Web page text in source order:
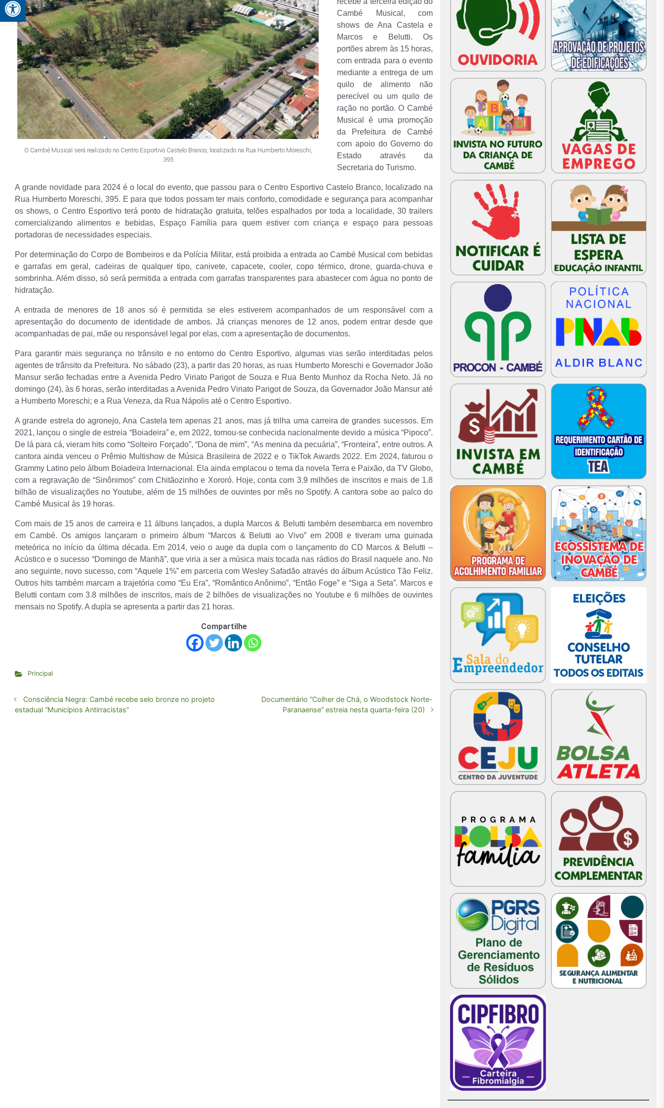
O Cambé Musical será realizado no Centro Esportivo Castelo Branco, localizado na Rua Humberto Moreschi,
395
Cambé Musical, com
shows de Ana Castela e
Marcos e Belutti. Os
portões abrem às 15 horas,
com entrada para o evento
mediante a entrega de um
quilo de alimento não
perecível ou um quilo de
ração no portão. O Cambé
Musical é uma promoção
da Prefeitura de Cambé
com apoio do Governo do
Estado através da
Secretaria do Turismo.
A grande novidade para 2024 é o local do evento, que passou para o Centro Esportivo Castelo Branco, localizado na
Rua Humberto Moreschi, 395. E para que todos possam ter mais conforto, comodidade e segurança para acompanhar
os shows, o Centro Esportivo terá ponto de hidratação gratuita, telões espalhados por toda a localidade, 30 trailers
comercializando alimentos e bebidas, Espaço Família para quem estiver com criança e espaço para pessoas
portadoras de necessidades especiais.
Por determinação do Corpo de Bombeiros e da Polícia Militar, está proibida a entrada ao Cambé Musical com bebidas
e garrafas em geral, cadeiras de qualquer tipo, canivete, capacete, cooler, copo térmico, drone, guarda-chuva e
sombrinha. Além disso, só será permitida a entrada com garrafas transparentes para abastecer com água no ponto de
hidratação.
A entrada de menores de 18 anos só é permitida se eles estiverem acompanhados de um responsável com a
apresentação do documento de identidade de ambos. Já crianças menores de 12 anos, podem entrar desde que
acompanhadas de pai, mãe ou responsável legal por elas, com a apresentação de documentos.
Para garantir mais segurança no trânsito e no entorno do Centro Esportivo, algumas vias serão interditadas pelos
agentes de trânsito da Prefeitura. No sábado (23), a partir das 20 horas, as ruas Humberto Moreschi e Governador João
Mansur serão fechadas entre a Avenida Pedro Viriato Parigot de Souza e Rua Bento Munhoz da Rocha Neto. Já no
domingo (24), às 6 horas, serão interditadas a Avenida Pedro Viriato Parigot de Souza, da Governador João Mansur até
a Humberto Moreschi; e a Rua Veneza, da Rua Nápolis até o Centro Esportivo.
A grande estrela do agronejo, Ana Castela tem apenas 21 anos, mas já trilha uma carreira de grandes sucessos. Em
2021, lançou o single de estreia “Boiadeira” e, em 2022, tornou-se conhecida nacionalmente devido a música “Pipoco”.
De lá para cá, vieram hits como “Solteiro Forçado”, “Dona de mim”, “As menina da pecuária”, “Fronteira”, entre outros. A
cantora ainda venceu o Prêmio Multishow de Música Brasileira de 2022 e o TikTok Awards 2022. Em 2024, faturou o
Grammy Latino pelo álbum Boiadeira Internacional. Ela ainda emplacou o tema da novela Terra e Paixão, da TV Globo,
com a regravação de “Sinônimos” com Chitãozinho e Xororó. Hoje, conta com 3.9 milhões de inscritos e mais de 1.8
bilhão de visualizações no Youtube, além de 15 milhões de ouvintes por mês no Spotify. A cantora sobe ao palco do
Cambé Musical às 19 horas.
Com mais de 15 anos de carreira e 11 álbuns lançados, a dupla Marcos & Belutti também desembarca em novembro
em Cambé. Os amigos lançaram o primeiro álbum “Marcos & Belutti ao Vivo” em 2008 e tiveram uma guinada
meteórica no início da última década. Em 2014, veio o auge da dupla com o lançamento do CD Marcos & Belutti –
Acústico e o sucesso “Domingo de Manhã”, que viria a ser a música mais tocada nas rádios do Brasil naquele ano. No
ano seguinte, novo sucesso, com “Aquele 1%” em parceria com Wesley Safadão através do álbum Acústico Tão Feliz.
Outros hits também marcam a trajetória como “Eu Era”, “Romântico Anônimo”, “Então Foge” e “Siga a Seta”. Marcos e
Belutti contam com 3.8 milhões de inscritos, mais de 2 bilhões de visualizações no Youtube e 6 milhões de ouvintes
mensais no Spotify. A dupla se apresenta a partir das 21 horas.
Compartilhe
Principal
Consciência Negra: Cambé recebe selo bronze no projeto
estadual “Municípios Antirracistas”
Documentário “Colher de Chá, o Woodstock Norte-
Paranaense” estreia nesta quarta-feira (20)